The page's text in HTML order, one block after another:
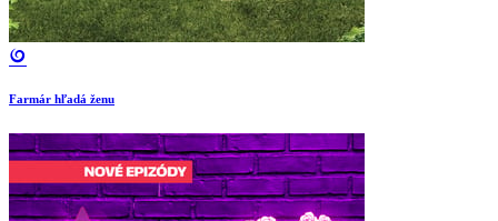
Farmár hľadá ženu